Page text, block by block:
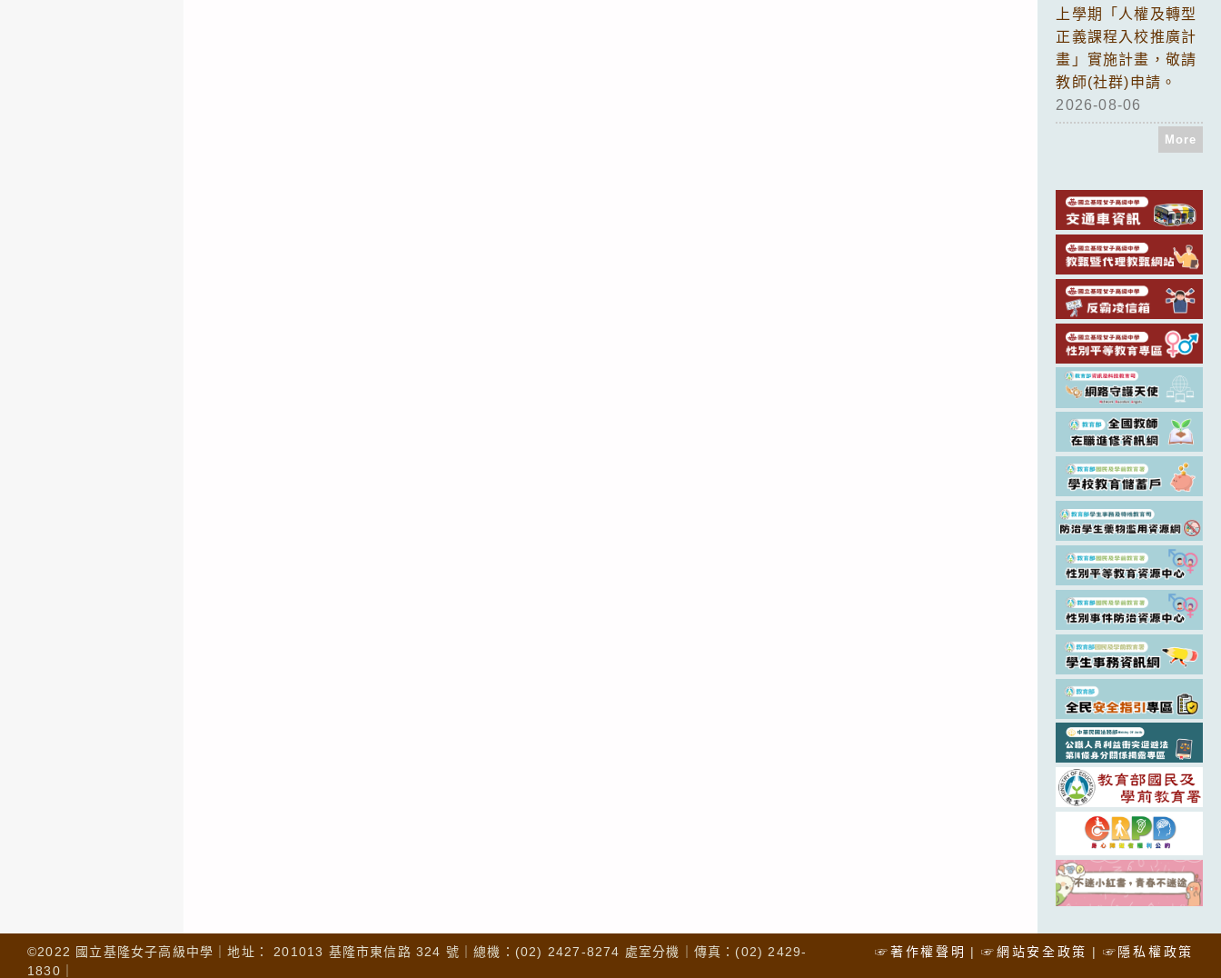
上學期「人權及轉型
正義課程入校推廣計
畫」實施計畫，敬請
教師(社群)申請。
2026-08-06
More
☞著作權聲明 ☞網站安全政策 ☞隱私權政策
©2022 國立基隆女子高級中學｜地址： 201013 基隆市東信路 324 號｜總機：(02) 2427-8274 處室分機｜傳真：(02) 2429-
1830｜